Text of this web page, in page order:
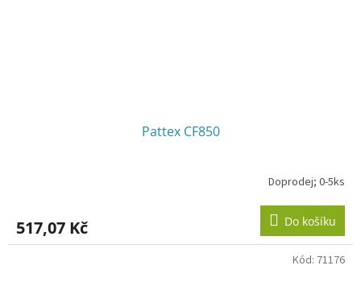
Pattex CF850
Doprodej; 0-5ks
517,07 Kč Do košíku
Kód: 71176